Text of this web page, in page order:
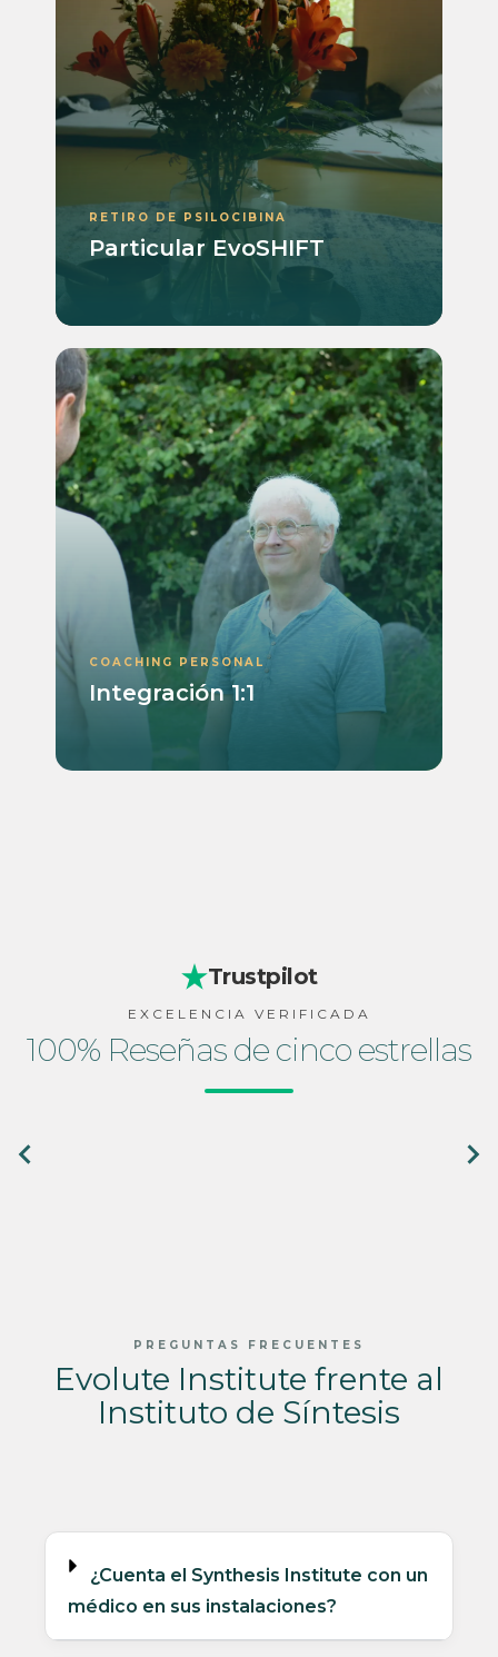
RETIRO DE PSILOCIBINA
Particular EvoSHIFT
COACHING PERSONAL
Integración 1:1
Trustpilot
EXCELENCIA VERIFICADA
100% Reseñas de cinco estrellas
PREGUNTAS FRECUENTES
Evolute Institute frente al
Instituto de Síntesis
¿Cuenta el Synthesis Institute con un
médico en sus instalaciones?